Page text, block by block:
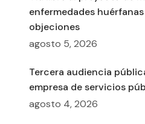
enfermedades
objeciones
agosto 5, 2026
Tercera audiencia
empresa de servicios
agosto 4, 2026